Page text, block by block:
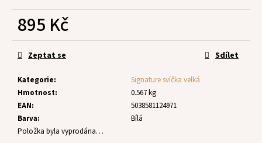
895 Kč
Měrná
cena:
Kategorie:
Signature svíčka velká
Hmotnost:
0.567 kg
EAN:
5038581124971
Barva:
Bílá
Položka byla vyprodána…
Zeptat se Sdílet
m
e